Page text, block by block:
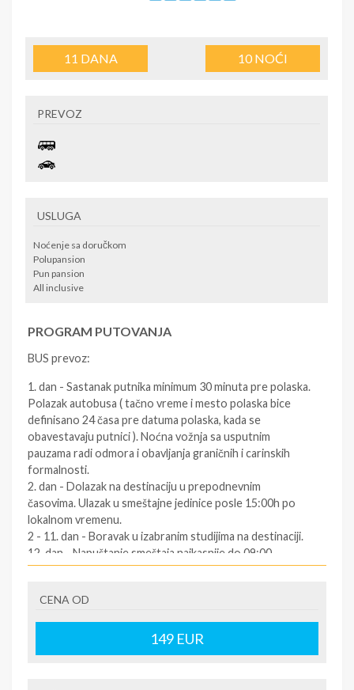
11 DANA 10NOĆI
PREVOZ
USLUGA
Noćenje sa doručkom
Polupansion
Pun pansion
All inclusive
PROGRAM PUTOVANJA
BUS prevoz:
1. dan - Sastanak putnika minimum 30 minuta pre polaska.
Polazak autobusa ( tačno vreme i mesto polaska bice
definisano 24 časa pre datuma polaska, kada se
obavestavaju putnici ). Noćna vožnja sa usputnim
pauzama radi odmora i obavljanja graničnih i carinskih
formalnosti.
2. dan - Dolazak na destinaciju u prepodnevnim
časovima. Ulazak u smeštajne jedinice posle 15:00h po
lokalnom vremenu.
2 - 11. dan - Boravak u izabranim studijima na destinaciji.
12. dan - Napuštanje smeštaja najkasnije do 09:00
časova. Slobodno vreme. Polazak za Srbiju oko podneva
informisati se kod predstavnika agencija dan pre
povratka ). Vožnja kroz Grčku i Makedoniju prema Srbiji.
12/13. dan - Dolazak u Srbiju u ranim jutarnjim časovima.
CENA OD
149 EUR